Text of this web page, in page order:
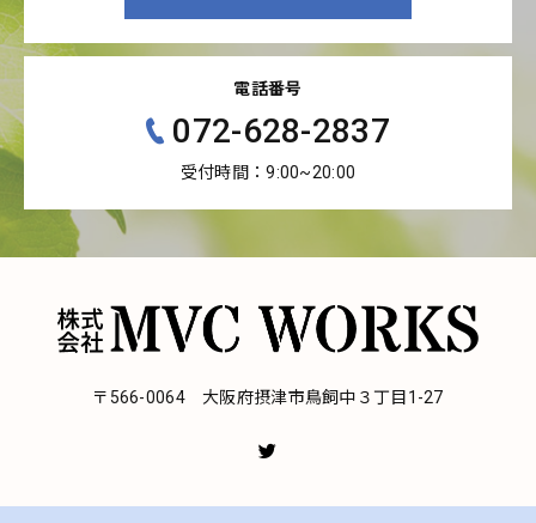
電話番号
072-628-2837
受付時間：9:00~20:00
〒566-0064 大阪府摂津市鳥飼中３丁目1-27